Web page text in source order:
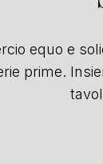
equo e
prime.